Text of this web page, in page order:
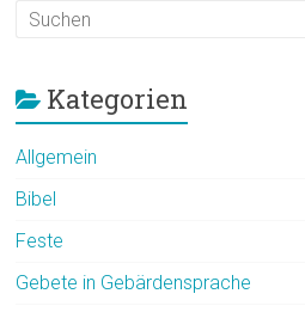
Kategorien
Allgemein
Bibel
Feste
Gebete in Gebärdensprache